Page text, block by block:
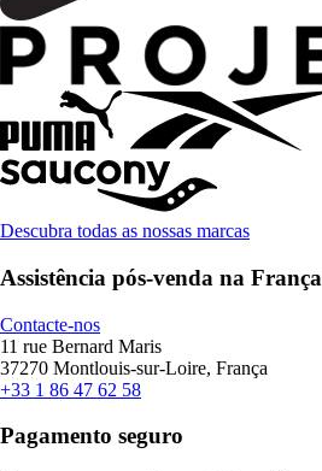
Descubra todas as nossas marcas
Assistência pós-venda na França
Contacte-nos
11 rue Bernard Maris
37270 Montlouis-sur-Loire, França
+33 1 86 47 62 58
Pagamento seguro